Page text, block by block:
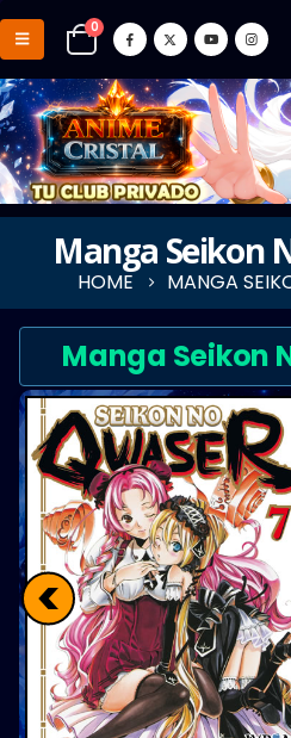
0
Manga Seikon
HOME MANGA
Manga Seikon
<